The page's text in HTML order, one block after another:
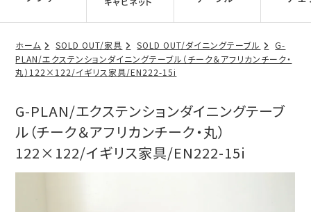
ホーム SOLD OUT/家具 SOLD OUT/ダイニングテーブル
G-
PLAN/エクステンションダイニングテーブル（チーク＆アフリカンチーク・
丸）122×122/イギリス家具/EN222-15i
G-PLAN/エクステンションダイニングテーブ
ル（チーク＆アフリカンチーク・丸）
122×122/イギリス家具/EN222-15i